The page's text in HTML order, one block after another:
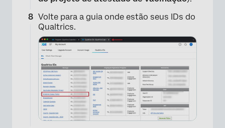
×
Volte para a guia onde estão seus IDs do
Qualtrics.